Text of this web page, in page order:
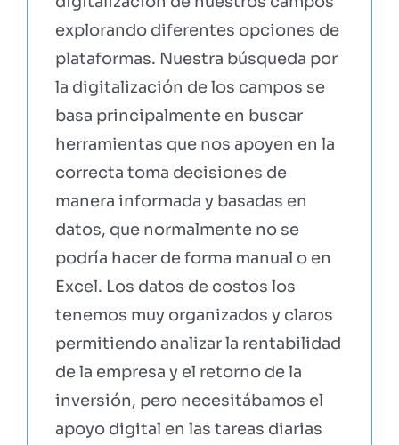
explorando diferentes opciones de
plataformas. Nuestra búsqueda por
la digitalización de los campos se
basa principalmente en buscar
herramientas que nos apoyen en la
correcta toma decisiones de
manera informada y basadas en
datos, que normalmente no se
podría hacer de forma manual o en
Excel. Los datos de costos los
tenemos muy organizados y claros
permitiendo analizar la rentabilidad
de la empresa y el retorno de la
inversión, pero necesitábamos el
apoyo digital en las tareas diarias